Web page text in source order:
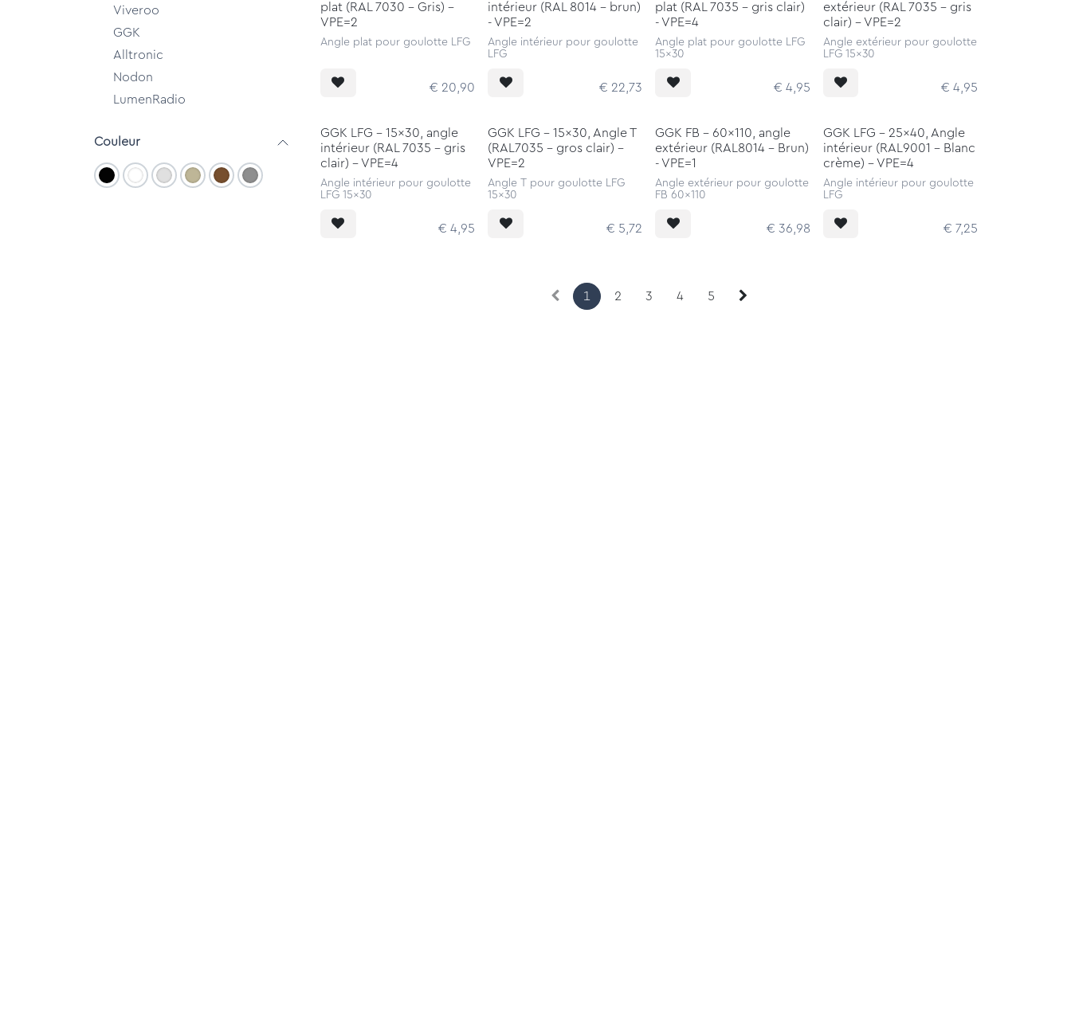
Viveroo
GGK
Alltronic
Nodon
LumenRadio
Couleur
plat (RAL 7030 - Gris) -
VPE=2
Angle plat pour goulotte LFG
€ 20,90
intérieur (RAL 8014 - brun)
- VPE=2
Angle intérieur pour goulotte
LFG
€ 22,73
plat (RAL 7035 - gris clair)
- VPE=4
Angle plat pour goulotte LFG
15x30
€ 4,95
extérieur (RAL 7035 - gris
clair) - VPE=2
Angle extérieur pour goulotte
LFG 15x30
€ 4,95
GGK LFG - 15x30, angle
intérieur (RAL 7035 - gris
clair) - VPE=4
Angle intérieur pour goulotte
LFG 15x30
€4,95
GGK LFG - 15x30, Angle T
(RAL7035 - gros clair) -
VPE=2
Angle T pour goulotte LFG
15x30
€ 5,72
GGK FB - 60x110, angle
extérieur (RAL8014 - Brun)
- VPE=1
Angle extérieur pour goulotte
FB 60x110
€ 36,98
GGK LFG - 25x40, Angle
intérieur (RAL9001 - Blanc
crème) - VPE=4
Angle intérieur pour goulotte
LFG
€ 7,25
1 2 3 4 5